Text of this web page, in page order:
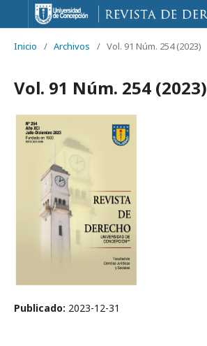
Inicio / Archivos / Vol. 91 Núm. 254 (2023)
Vol. 91 Núm. 254 (2023)
Publicado: 2023-12-31